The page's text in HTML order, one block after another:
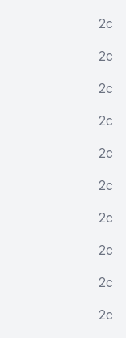
2c
2c
2c
2c
2c
2c
2c
2c
2c
2c